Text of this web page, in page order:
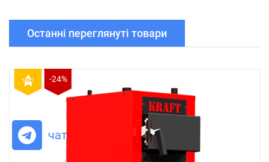
чат
Останні переглянуті товари
-24%